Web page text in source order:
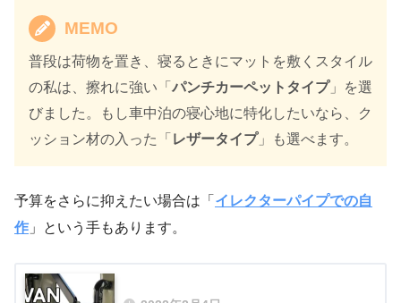
MEMO
普段は荷物を置き、寝るときにマットを敷くスタイル
の私は、擦れに強い「 パンチカーペットタイプ」を選
びました。もし車中泊の寝心地に特化したいなら、ク
ッション材の入った「 レザータイプ」も選べます。
予算をさらに抑えたい場合は「 イレクターパイプでの自
作 」という手もあります。